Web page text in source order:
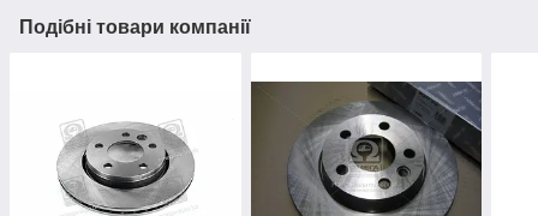
Подібні товари компанії